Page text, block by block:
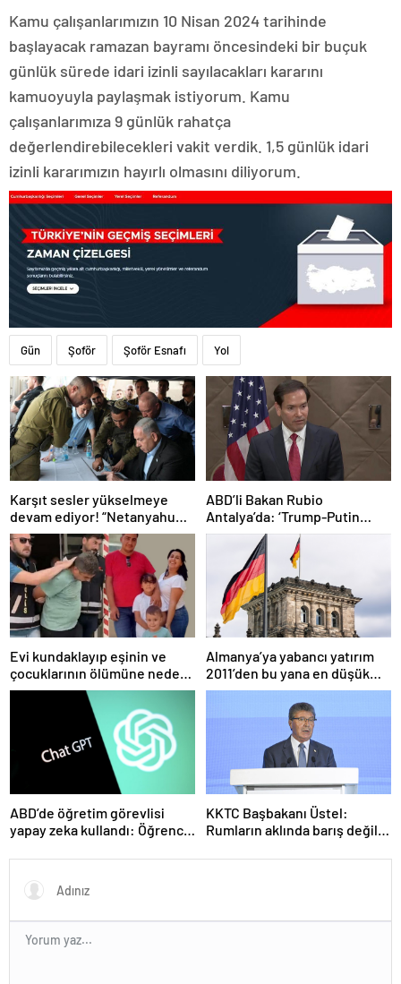
Kamu çalışanlarımızın 10 Nisan 2024 tarihinde
başlayacak ramazan bayramı öncesindeki bir buçuk
günlük sürede idari izinli sayılacakları kararını
kamuoyuyla paylaşmak istiyorum. Kamu
çalışanlarımıza 9 günlük rahatça
değerlendirebilecekleri vakit verdik. 1,5 günlük idari
izinli kararımızın hayırlı olmasını diliyorum.
Gün Şoför Şoför Esnafı Yol
Karşıt sesler yükselmeye
devam ediyor! “Netanyahu
geleceğimizi Gazze’nin
kumlarına gömüyor”
ABD’li Bakan Rubio
Antalya’da: ‘Trump-Putin
görüşmedikçe başaramayız’
Evi kundaklayıp eşinin ve
çocuklarının ölümüne neden
olmuştu! Yeni görüntüler
Almanya’ya yabancı yatırım
2011’den bu yana en düşük
seviyede
ABD’de öğretim görevlisi
yapay zeka kullandı: Öğrenci
KKTC Başbakanı Üstel:
Rumların aklında barış değil